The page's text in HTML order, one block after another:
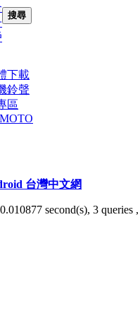
搜尋
下載
鈴聲
區
MOTO
台灣中文網
second(s), 3